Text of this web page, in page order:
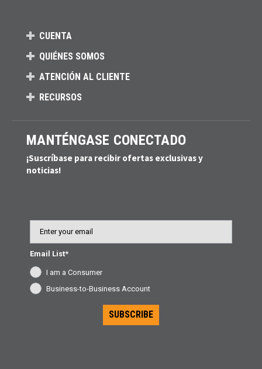
CUENTA
QUIÉNES SOMOS
ATENCIÓN AL CLIENTE
RECURSOS
MANTÉNGASE CONECTADO
¡Suscríbase para recibir ofertas exclusivas y
noticias!
Email List*
I am a Consumer
Business-to-Business Account
SUBSCRIBE